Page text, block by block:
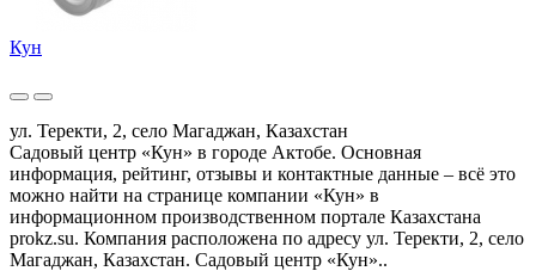
Кун
ул. Теректи, 2, село Магаджан, Казахстан
Садовый центр «Кун» в городе Актобе. Основная
информация, рейтинг, отзывы и контактные данные – всё это
можно найти на странице компании «Кун» в
информационном производственном портале Казахстана
prokz.su. Компания расположена по адресу ул. Теректи, 2, село
Магаджан, Казахстан. Садовый центр «Кун»..